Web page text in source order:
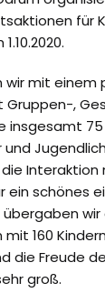
für
wir mit einem
,
insgesamt
Interaktion
ein schönes
übergaben
160
die Freude
groß.